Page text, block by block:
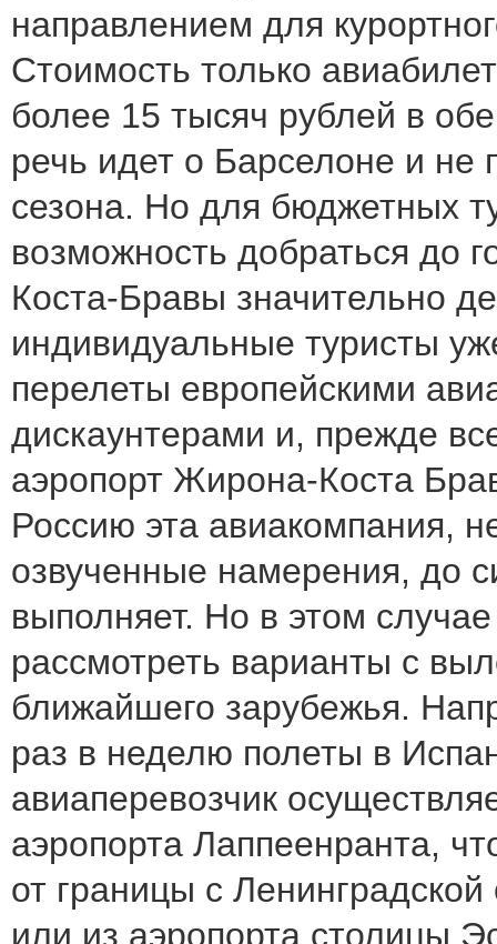
направлением для
Стоимость только
более 15 тысяч рублей в
речь идет о Барселоне и не
сезона. Но для бюджетных
возможность добраться до
Коста-Бравы значительно
индивидуальные туристы
перелеты европейскими
дискаунтерами и, прежде
аэропорт Жирона-Коста
Россию эта авиакомпания,
озвученные намерения, до
выполняет. Но в этом
рассмотреть варианты с
ближайшего зарубежья.
раз в неделю полеты в
авиаперевозчик
аэропорта Лаппеенранта,
от границы с
или из аэропорта столицы